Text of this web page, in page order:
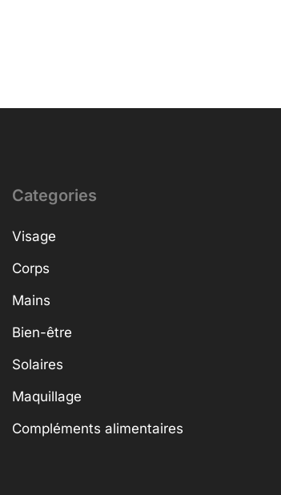
Categories
Visage
Corps
Mains
Bien-être
Solaires
Maquillage
Compléments alimentaires